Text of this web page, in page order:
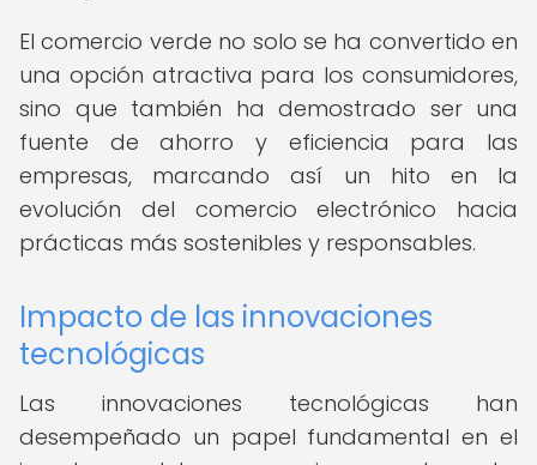
El comercio verde no solo se ha convertido en
una opción atractiva para los consumidores,
sino que también ha demostrado ser una
fuente de ahorro y eficiencia para las
empresas, marcando así un hito en la
evolución del comercio electrónico hacia
prácticas más sostenibles y responsables.
Impacto de las innovaciones
tecnológicas
Las innovaciones tecnológicas han
desempeñado un papel fundamental en el